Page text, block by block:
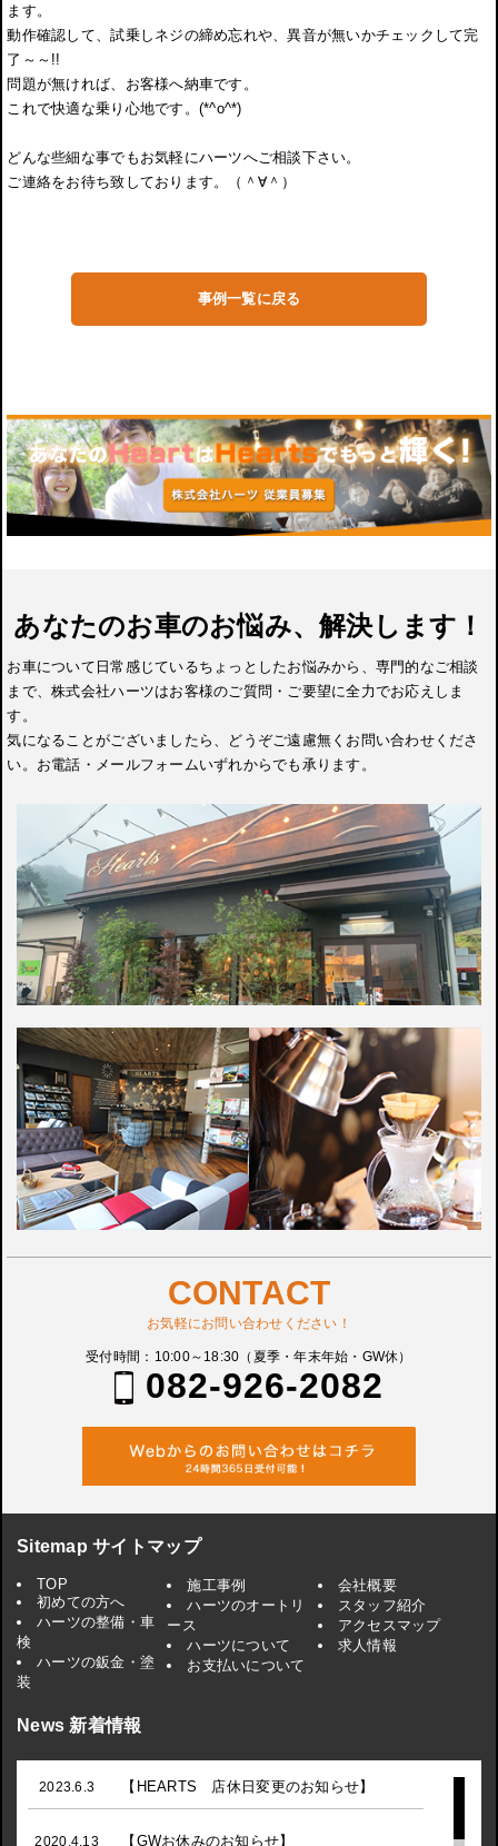
ます。
動作確認して、試乗しネジの締め忘れや、異音が無いかチェックして完
了～～!!
問題が無ければ、お客様へ納車です。
これで快適な乗り心地です。(*^o^*)
どんな些細な事でもお気軽にハーツへご相談下さい。
ご連絡をお待ち致しております。（＾∀＾）
事例一覧に戻る
あなたのお車のお悩み、解決します！
お車について日常感じているちょっとしたお悩みから、専門的なご相談
まで、株式会社ハーツはお客様のご質問・ご要望に全力でお応えしま
す。
気になることがございましたら、どうぞご遠慮無くお問い合わせくださ
い。お電話・メールフォームいずれからでも承ります。
CONTACT
お気軽にお問い合わせください！
受付時間：10:00～18:30（夏季・年末年始・GW休）
082-926-2082
Sitemap サイトマップ
TOP
初めての方へ
ハーツの整備・車
検
ハーツの鈑金・塗
装
施工事例
ハーツのオートリ
ース
ハーツについて
お支払いについて
会社概要
スタッフ紹介
アクセスマップ
求人情報
News 新着情報
2023.6.3 【HEARTS 店休日変更のお知らせ】
2020.4.13 【GWお休みのお知らせ】